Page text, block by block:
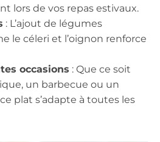
lors de vos repas estivaux.
: L’ajout de légumes
le céleri et l’oignon renforce
occasions : Que ce soit
un barbecue ou un
plat s’adapte à toutes les